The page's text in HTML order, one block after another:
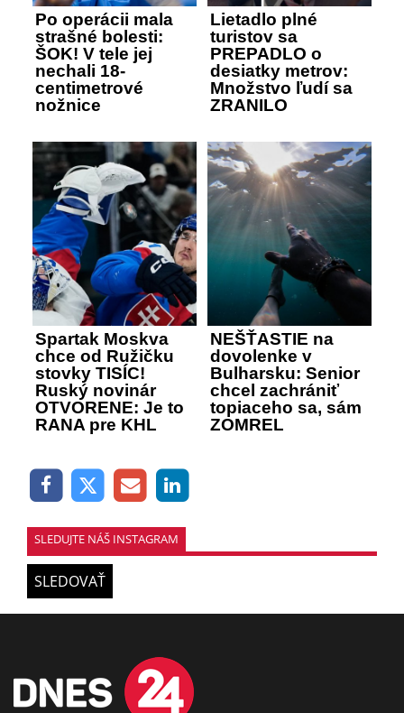
Po operácii mala
strašné bolesti:
ŠOK! V tele jej
nechali 18-
centimetrové
nožnice
Lietadlo plné
turistov sa
PREPADLO o
desiatky metrov:
Množstvo ľudí sa
ZRANILO
Spartak Moskva
chce od Ružičku
stovky TISÍC!
Ruský novinár
OTVORENE: Je to
RANA pre KHL
NEŠŤASTIE na
dovolenke v
Bulharsku: Senior
chcel zachrániť
topiaceho sa, sám
ZOMREL
SLEDUJTE NÁŠ INSTAGRAM
SLEDOVAŤ